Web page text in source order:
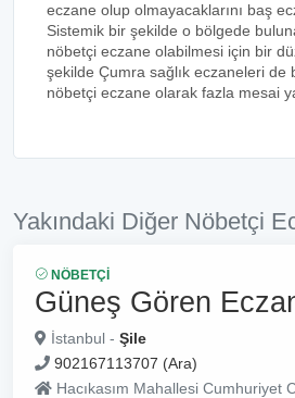
eczane olup olmayacaklarını baş
Sistemik bir şekilde o bölgede
nöbetçi eczane olabilmesi için bir
şekilde Çumra sağlık eczaneleri de
nöbetçi eczane olarak fazla mesai
Yakındaki Diğer Nöbetçi
NÖBETÇI
Güneş Gören
İstanbul - Şile
902167113707 (Ara)
Hacıkasım Mahallesi Cumhuriyet